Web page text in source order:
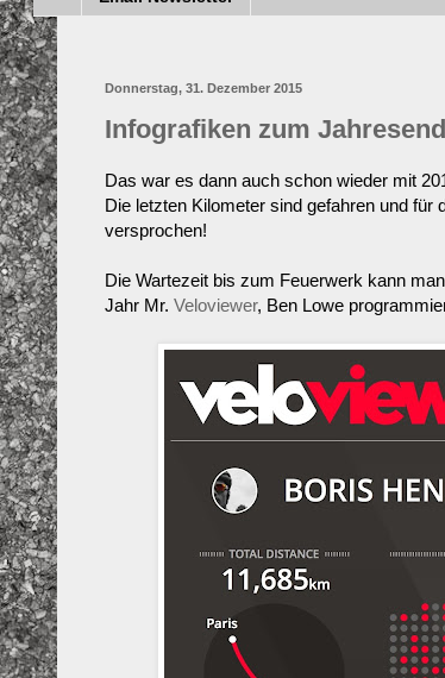
Donnerstag, 31. Dezember 2015
Infografiken zum
Das war es dann auch schon wieder mit
Die letzten Kilometer sind gefahren und
versprochen!
Die Wartezeit bis zum Feuerwerk kann
Jahr Mr. Veloviewer, Ben Lowe